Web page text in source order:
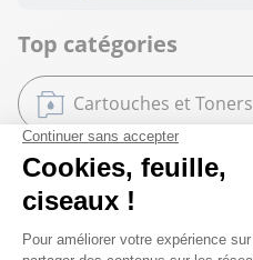
Top catégories
Cartouches et Toners
Mobilier de bureau
Bureautique